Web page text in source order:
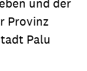
und der
Provinz
Palu